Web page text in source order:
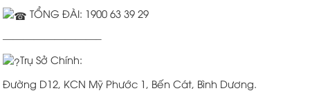
TỔNG ĐÀI: 1900 63 39 29
—————————–
Trụ Sở Chính:
Đường D12, KCN Mỹ Phước 1, Bến Cát, Bình Dương.